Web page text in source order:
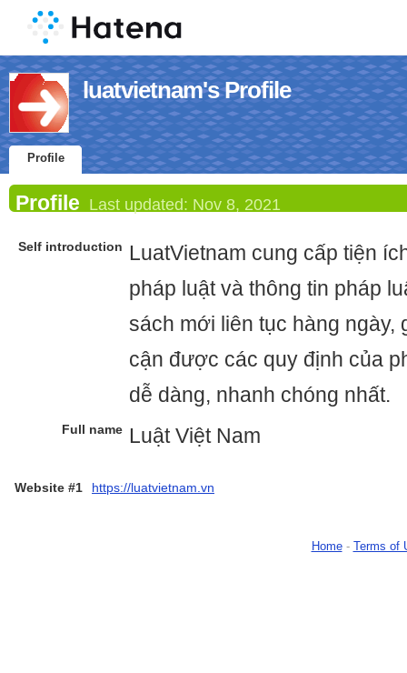
luatvietnam's Profile
Profile
Profile Last updated: Nov 8, 2021
Self introduction
LuatVietnam cung cấp tiện
pháp luật và thông tin pháp
sách mới liên tục hàng ngày,
cận được các quy định của
dễ dàng, nhanh chóng nhất.
Full name Luật Việt Nam
Website #1 https://luatvietnam.vn
Home- Terms of